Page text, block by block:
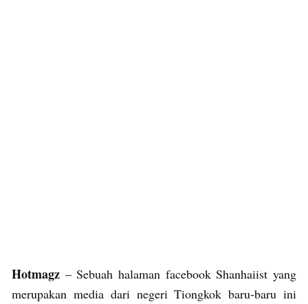
Hotmagz – Sebuah halaman facebook Shanhaiist yang
merupakan media dari negeri Tiongkok baru-baru ini